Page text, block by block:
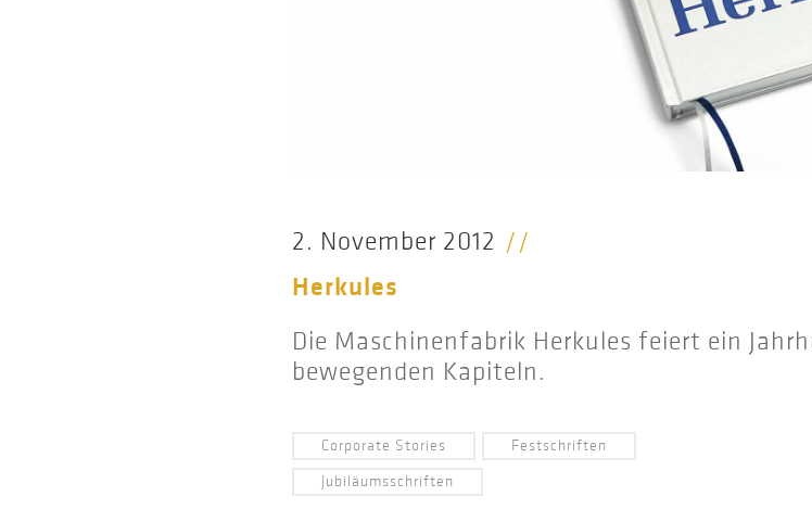
2. November 2012 //
Herkules
Die Maschinenfabrik Herkules feiert ein
bewegenden Kapiteln.
Corporate Stories Festschriften
Jubiläumsschriften